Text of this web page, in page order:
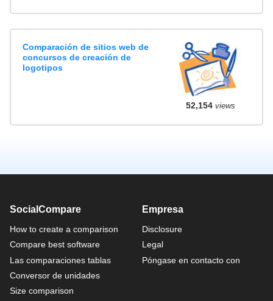
Comparación de sitios web de
concursos de creación de
logotipos
52,154views
SocialCompare
How to create a comparison
Compare best software
Las comparaciones tablas
Conversor de unidades
Size comparison
Empresa
Disclosure
Legal
Póngase en contacto con